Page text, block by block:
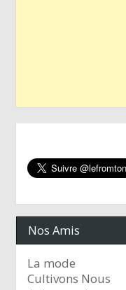
Nos Amis
La mode
Cultivons Nous